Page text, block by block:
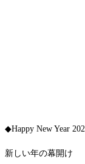
◆Happy New Year
新しい年の幕開け